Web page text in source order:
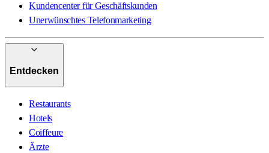
Kundencenter für Geschäftskunden
Unerwünschtes Telefonmarketing
Entdecken
Restaurants
Hotels
Coiffeure
Ärzte